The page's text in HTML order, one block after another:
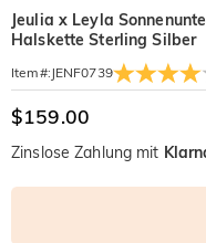
Jeulia x Leyla
Halskette Sterling Silber
Item#: JENF0739
$159.00
Zinslose Zahlung mit